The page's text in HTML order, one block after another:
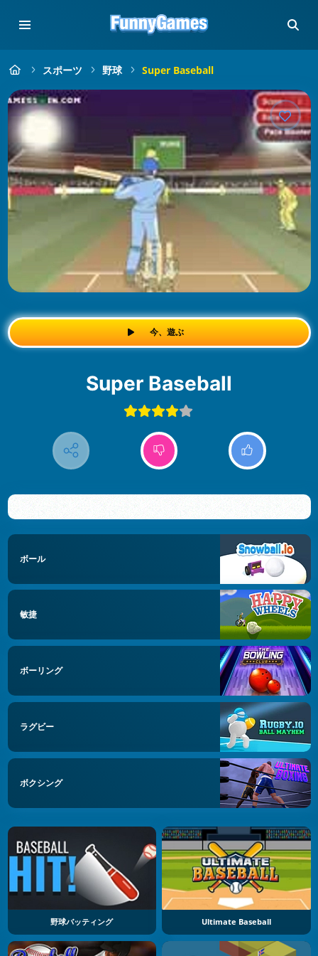
スポーツ 野球 Super Baseball
今、遊ぶ
Super Baseball
ボール
敏捷
ボーリング
ラグビー
ボクシング
野球バッティング Ultimate Baseball